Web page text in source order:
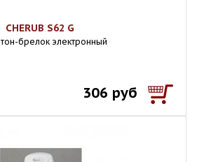
CHERUB S62 G
брелок электронный
306 руб